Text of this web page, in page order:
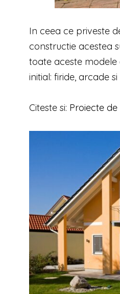
In ceea ce priveste
constructie acestea
toate aceste modele
initial: firide, arcade
Citeste si: Proiecte